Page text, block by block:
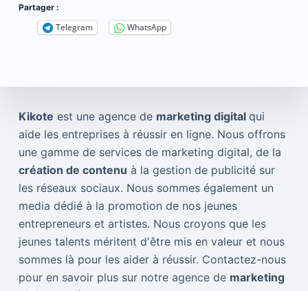
Partager :
Telegram WhatsApp
Kikote est une agence de marketing digital qui
aide les entreprises à réussir en ligne. Nous offrons
une gamme de services de marketing digital, de la
création de contenu à la gestion de publicité sur
les réseaux sociaux. Nous sommes également un
media dédié à la promotion de nos jeunes
entrepreneurs et artistes. Nous croyons que les
jeunes talents méritent d'être mis en valeur et nous
sommes là pour les aider à réussir. Contactez-nous
pour en savoir plus sur notre agence de marketing